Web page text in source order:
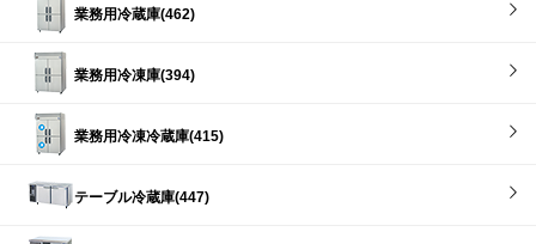
業務用冷蔵庫(462)
業務用冷凍庫(394)
業務用冷凍冷蔵庫(415)
テーブル冷蔵庫(447)